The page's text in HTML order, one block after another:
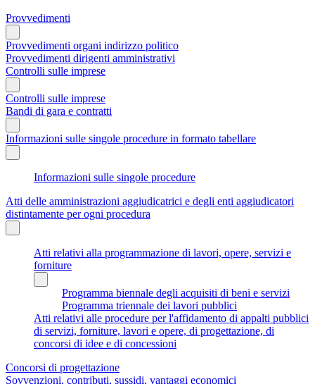
Provvedimenti
Provvedimenti organi indirizzo politico
Provvedimenti dirigenti amministrativi
Controlli sulle imprese
Controlli sulle imprese
Bandi di gara e contratti
Informazioni sulle singole procedure in formato tabellare
Informazioni sulle singole procedure
Atti delle amministrazioni aggiudicatrici e degli enti aggiudicatori
distintamente per ogni procedura
Atti relativi alla programmazione di lavori, opere, servizi e
forniture
Programma biennale degli acquisiti di beni e servizi
Programma triennale dei lavori pubblici
Atti relativi alle procedure per l'affidamento di appalti pubblici
di servizi, forniture, lavori e opere, di progettazione, di
concorsi di idee e di concessioni
Concorsi di progettazione
Sovvenzioni, contributi, sussidi, vantaggi economici